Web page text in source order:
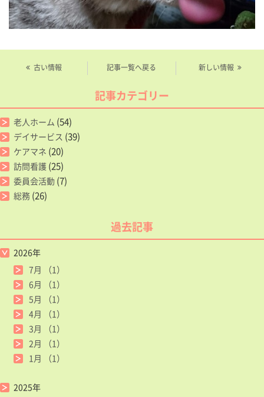
古い情報 記事一覧へ戻る 新しい情報
記事カテゴリー
老人ホーム (54)
デイサービス (39)
ケアマネ (20)
訪問看護 (25)
委員会活動 (7)
総務 (26)
過去記事
2026年
7月
（1）
6月
（1）
5月
（1）
4月
（1）
3月
（1）
2月
（1）
1月
（1）
2025年